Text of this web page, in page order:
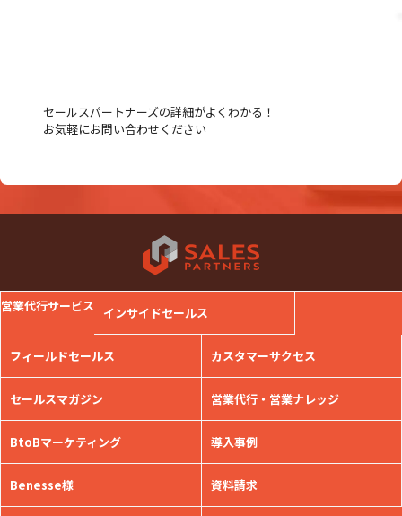
セールスパートナーズの詳細がよくわかる！
お気軽にお問い合わせください
営業代行サービス インサイドセールス
フィールドセールス カスタマーサクセス
セールスマガジン 営業代行・営業ナレッジ
BtoBマーケティング 導入事例
Benesse様 資料請求